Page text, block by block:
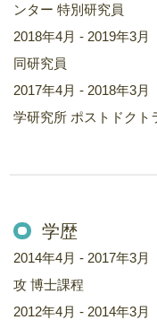
ンター 特別研究員
2018年4月 - 2019年3
同研究員
2017年4月 - 2018年3
学研究所 ポストドクト
学歴
2014年4月 - 2017年3
攻 博士課程
2012年4月 - 2014年3